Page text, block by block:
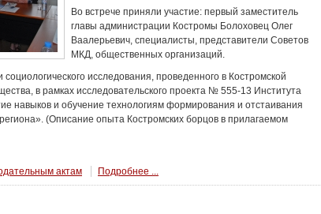
Во встрече приняли участие: первый заместитель
главы администрации Костромы Болоховец Олег
Ваалерьевич, специалисты, представители Советов
МКД, общественных организаций.
исследования, проведенного в Костромской
в рамках исследовательского проекта № 555-13 Института
навыков и обучение технологиям формирования и отстаивания
(Описание опыта Костромских борцов в прилагаемом
актам Подробнее ...